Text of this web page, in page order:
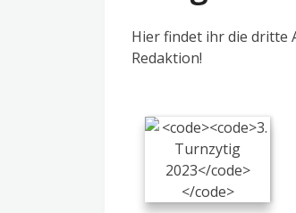
Hier findet ihr die dritte
Redaktion!